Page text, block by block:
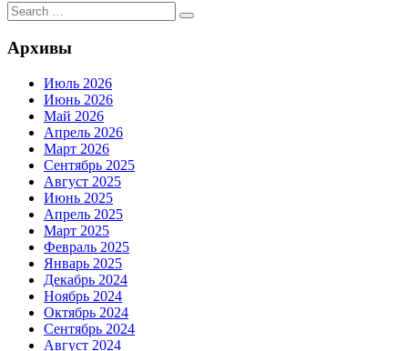
Search
for:
Search
Архивы
Июль 2026
Июнь 2026
Май 2026
Апрель 2026
Март 2026
Сентябрь 2025
Август 2025
Июнь 2025
Апрель 2025
Март 2025
Февраль 2025
Январь 2025
Декабрь 2024
Ноябрь 2024
Октябрь 2024
Сентябрь 2024
Август 2024